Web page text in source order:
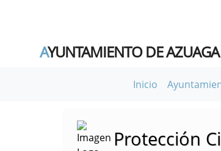
AYUNTAMIENTO DE AZUAGA
Inicio
Protección